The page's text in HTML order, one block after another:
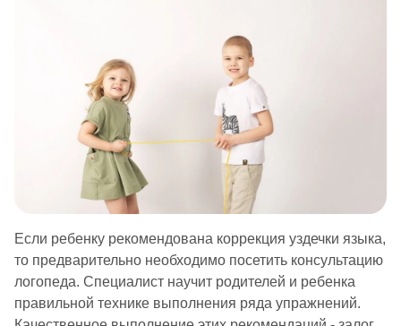
Если ребенку рекомендована коррекция уздечки языка,
то предварительно необходимо посетить консультацию
логопеда. Специалист научит родителей и ребенка
правильной технике выполнения ряда упражнений.